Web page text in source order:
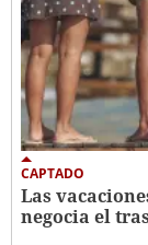
CAPTADO
Las
negocia el